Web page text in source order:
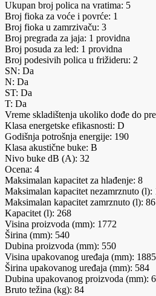
Ukupan broj polica na vratima: 5
Broj fioka za voće i povrće: 1
Broj fioka u zamrzivaču: 3
Broj pregrada za jaja: 1 providna
Broj posuda za led: 1 providna
Broj podesivih polica u frižideru: 2
SN: Da
N: Da
ST: Da
T: Da
Vreme skladištenja ukoliko dođe do
Klasa energetske efikasnosti: D
Godišnja potrošnja energije: 190
Klasa akustične buke: B
Nivo buke dB (A): 32
Ocena: 4
Maksimalan kapacitet za hlađenje: 8
Maksimalan kapacitet nezamrznuto (l):
Maksimalan kapacitet zamrznuto (l): 86
Kapacitet (l): 268
Visina proizvoda (mm): 1772
Širina (mm): 540
Dubina proizvoda (mm): 550
Visina upakovanog uređaja (mm): 1885
Širina upakovanog uređaja (mm): 584
Dubina upakovanog proizvoda (mm):
Bruto težina (kg): 84